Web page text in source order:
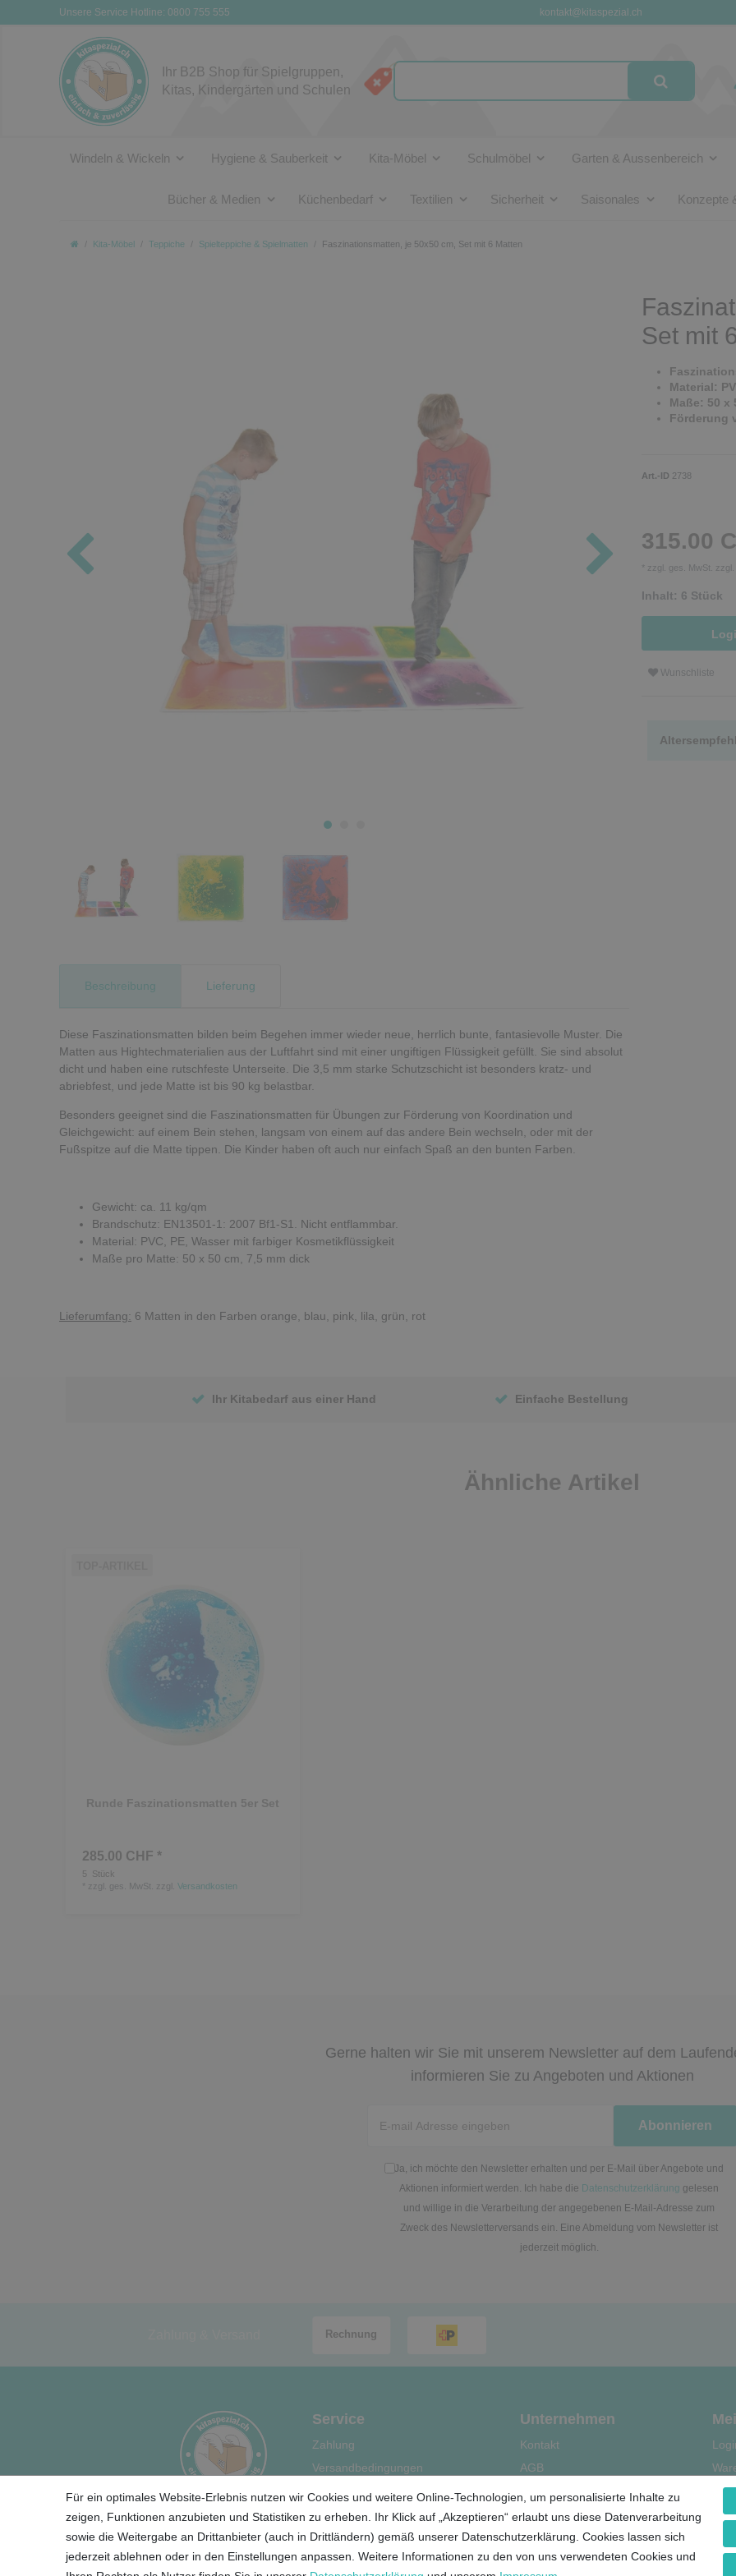
Unsere Service Hotline: 0800 755 555 kontakt@kitaspezial.ch
Ihr B2B Shop für Spielgruppen,
Kitas, Kindergärten und Schulen
Windeln & Wickeln Hygiene & Sauberkeit Kita-Möbel Schulmöbel Garten & Aussenbereich
Bücher & Medien Küchenbedarf Textilien Sicherheit Saisonales Konzepte
Kita-Möbel Teppiche Spielteppiche & Spielmatten Faszinationsmatten, je 50x50 cm, Set mit 6 Matten
Set mit
Material:
Maße: 50 x
Förderung
Art.-ID 2738
315.00
* zzgl. ges. MwSt. zzgl.
Inhalt: 6 Stück
Wunschliste
Beschreibung Lieferung
Diese Faszinationsmatten bilden beim Begehen immer wieder neue, herrlich bunte, fantasievolle Muster. Die
Matten aus Hightechmaterialien aus der Luftfahrt sind mit einer ungiftigen Flüssigkeit gefüllt. Sie sind absolut
dicht und haben eine rutschfeste Unterseite. Die 3,5 mm starke Schutzschicht ist besonders kratz- und
abriebfest, und jede Matte ist bis 90 kg belastbar.
Besonders geeignet sind die Faszinationsmatten für Übungen zur Förderung von Koordination und
Gleichgewicht: auf einem Bein stehen, langsam von einem auf das andere Bein wechseln, oder mit der
Fußspitze auf die Matte tippen. Die Kinder haben oft auch nur einfach Spaß an den bunten Farben.
Gewicht: ca. 11 kg/qm
Brandschutz: EN13501-1: 2007 Bf1-S1. Nicht entflammbar.
Material: PVC, PE, Wasser mit farbiger Kosmetikflüssigkeit
Maße pro Matte: 50 x 50 cm, 7,5 mm dick
Lieferumfang: 6 Matten in den Farben orange, blau, pink, lila, grün, rot
Ihr Kitabedarf aus einer Hand Einfache Bestellung
Ähnliche Artikel
Runde Faszinationsmatten 5er Set
285.00 CHF *
5
Stück
zzgl. ges. MwSt. zzgl. Versandkosten
Gerne halten wir Sie mit unserem Newsletter auf dem
informieren Sie zu Angeboten und Aktionen
Honig
Abonnieren
Ja, ich möchte den Newsletter erhalten und per E-Mail über Angebote und
Aktionen informiert werden. Ich habe die Datenschutzerklärung gelesen
und willige in die Verarbeitung der angegebenen E-Mail-Adresse zum
Zweck des Newsletterversands ein. Eine Abmeldung vom Newsletter ist
jederzeit möglich.
Für ein optimales Website-Erlebnis nutzen wir Cookies und weitere Online-Technologien, um personalisierte Inhalte zu
zeigen, Funktionen anzubieten und Statistiken zu erheben. Ihr Klick auf „Akzeptieren“ erlaubt uns diese Datenverarbeitung
sowie die Weitergabe an Drittanbieter (auch in Drittländern) gemäß unserer Datenschutzerklärung. Cookies lassen sich
jederzeit ablehnen oder in den Einstellungen anpassen. Weitere Informationen zu den von uns verwendeten Cookies und
Service
Zahlung
Versandbedingungen
Hilfe
Ihre Vorteile
Unternehmen
Kontakt
AGB
Impressum